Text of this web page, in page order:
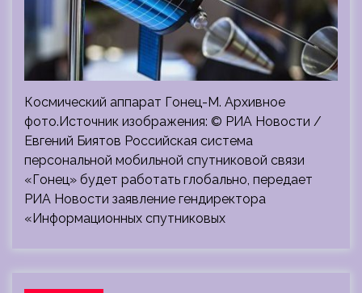
Космический аппарат Гонец-М. Архивное
фото.Источник изображения: © РИА Новости /
Евгений Биятов Российская система
персональной мобильной спутниковой связи
«Гонец» будет работать глобально, передает
РИА Новости заявление гендиректора
«Информационных спутниковых